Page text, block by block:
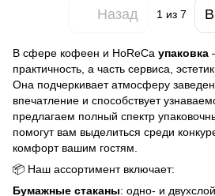
Назад 1 из 7
В сфере кофеен и HoReCa упаковка
практичность, а часть сервиса,
Она подчеркивает атмосферу
впечатление и способствует
предлагаем полный спектр
помогут вам выделиться среди
комфорт вашим гостям.
📦 Наш ассортимент включает:
Бумажные стаканы: одно- и